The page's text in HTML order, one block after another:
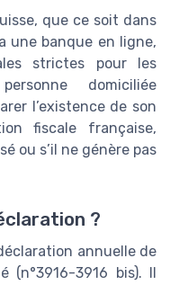
que ce soit dans
une banque en ligne,
strictes pour les
domiciliée
l’existence de son
fiscale française,
ou s’il ne génère pas
?
annuelle de
(n°3916-3916 bis). Il